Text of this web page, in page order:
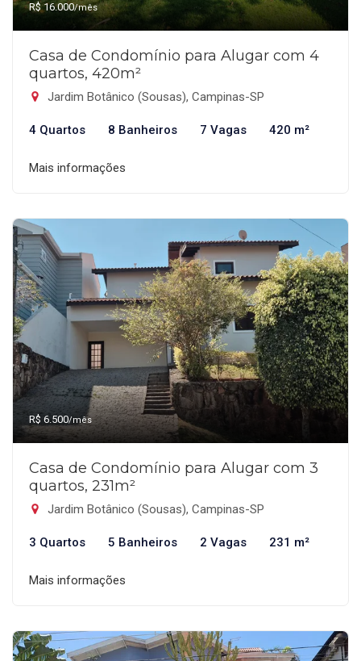
R$ 16.000/mês
Casa de Condomínio para Alugar com 4
quartos, 420m²
Jardim Botânico (Sousas), Campinas-SP
4 Quartos 8 Banheiros 7 Vagas 420 m²
Mais informações
R$ 6.500/mês
Casa de Condomínio para Alugar com 3
quartos, 231m²
Jardim Botânico (Sousas), Campinas-SP
3 Quartos 5 Banheiros 2 Vagas 231 m²
Mais informações